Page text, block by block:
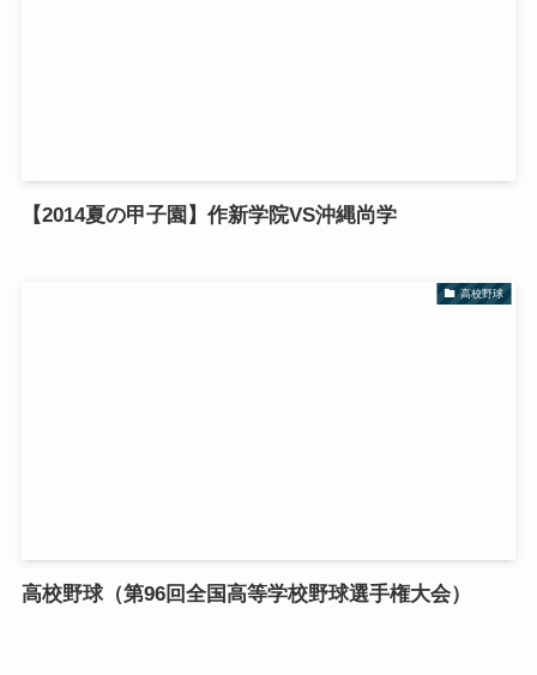
【2014夏の甲子園】作新学院VS沖縄尚学
高校野球
高校野球（第96回全国高等学校野球選手権大会）